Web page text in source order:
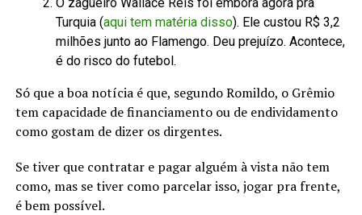
Turquia (aqui tem matéria disso). Ele custou R$ 3,2
milhões junto ao Flamengo. Deu prejuízo. Acontece,
é do risco do futebol.
Só que a boa notícia é que, segundo Romildo, o Grêmio
tem capacidade de financiamento ou de endividamento
como gostam de dizer os dirgentes.
Se tiver que contratar e pagar alguém à vista não tem
como, mas se tiver como parcelar isso, jogar pra frente,
é bem possível.